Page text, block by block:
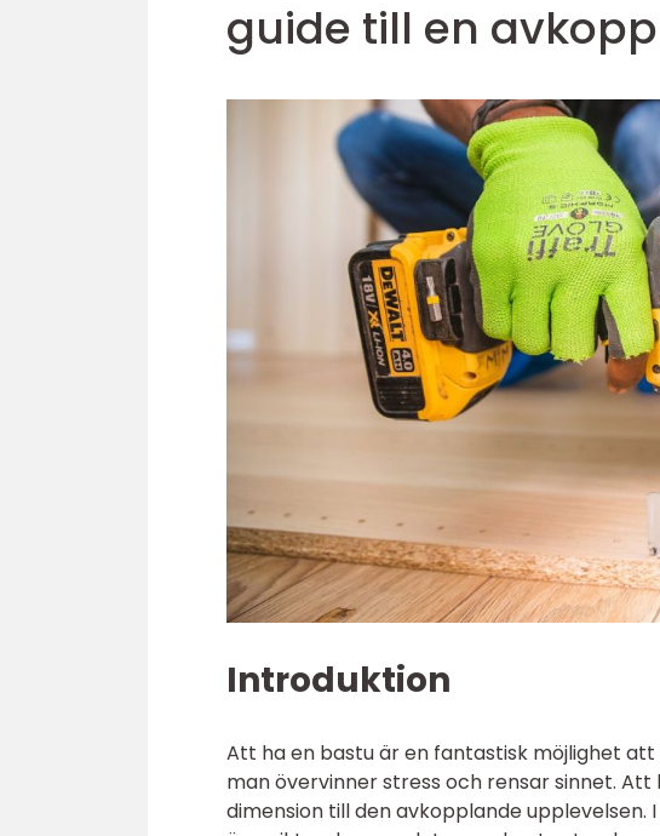
guide till en
Introduktion
Att ha en bastu är en fantastisk möjlighet
man övervinner stress och rensar sinnet.
dimension till den avkopplande